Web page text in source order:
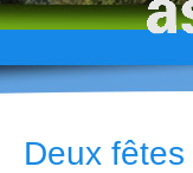
Deux